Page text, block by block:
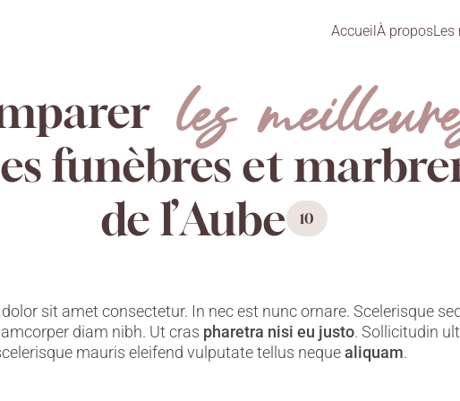
AccueilÀ proposLes
les
funèbres et
de l’Aube
10
sit amet consectetur. In nec est nunc ornare. Scelerisque
diam nibh. Ut cras pharetra nisi eu justo. Sollicitudin
mauris eleifend vulputate tellus nequealiquam.